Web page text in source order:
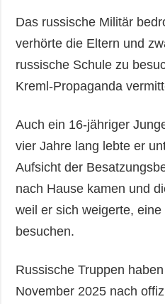
Das russische Militär
verhörte die Eltern und
russische Schule zu
Kreml-Propaganda
Auch ein 16-jähriger
vier Jahre lang lebte er
Aufsicht der
nach Hause kamen und
weil er sich weigerte,
besuchen.
Russische Truppen
November 2025 nach